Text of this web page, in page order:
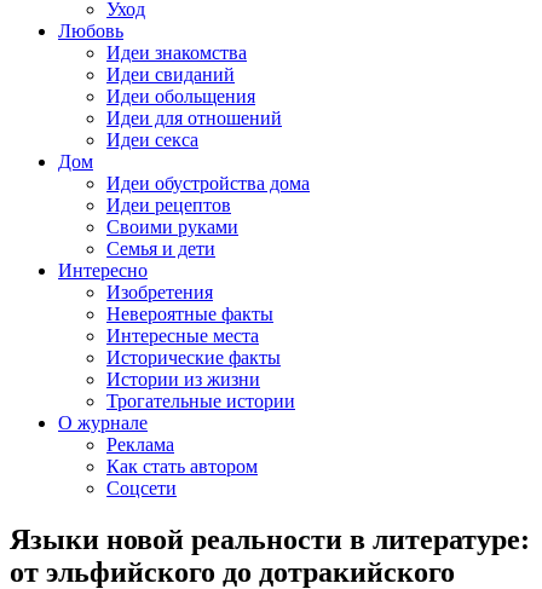
Уход
Любовь
Идеи знакомства
Идеи свиданий
Идеи обольщения
Идеи для отношений
Идеи секса
Дом
Идеи обустройства дома
Идеи рецептов
Своими руками
Семья и дети
Интересно
Изобретения
Невероятные факты
Интересные места
Исторические факты
Истории из жизни
Трогательные истории
О журнале
Реклама
Как стать автором
Соцсети
Языки новой реальности в литературе:
от эльфийского до дотракийского